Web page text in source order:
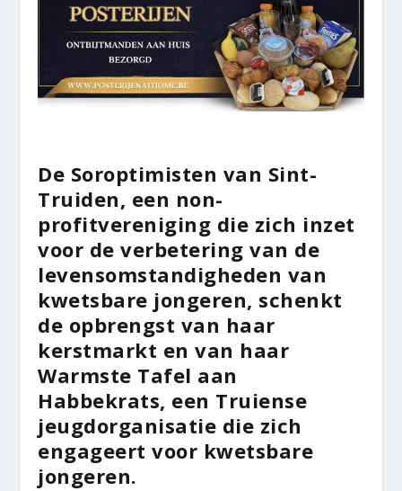
De Soroptimisten van Sint-
Truiden, een non-
profitvereniging die zich inzet
voor de verbetering van de
levensomstandigheden van
kwetsbare jongeren, schenkt
de opbrengst van haar
kerstmarkt en van haar
Warmste Tafel aan
Habbekrats, een Truiense
jeugdorganisatie die zich
engageert voor kwetsbare
jongeren.